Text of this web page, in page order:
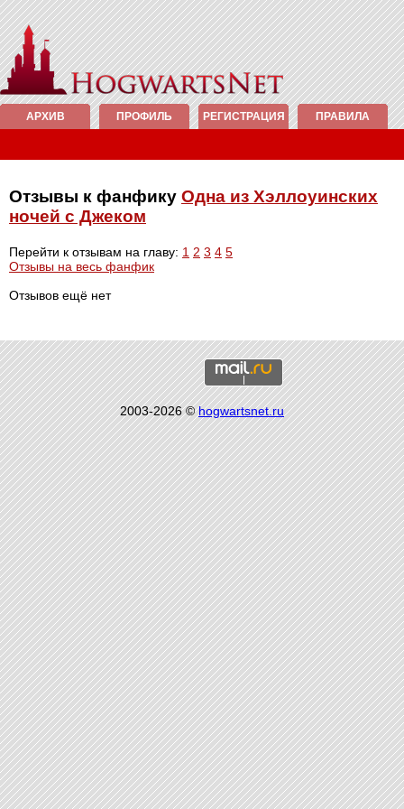
АРХИВ ПРОФИЛЬ РЕГИСТРАЦИЯ ПРАВИЛА
Отзывы к фанфику Одна из Хэллоуинских
ночей с Джеком
Перейти к отзывам на главу: 1 2 3 4 5
Отзывы на весь фанфик
Отзывов ещё нет
2003-2026 ©hogwartsnet.ru